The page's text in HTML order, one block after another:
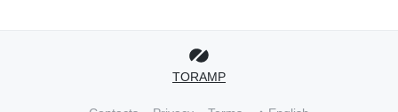
TORAMP